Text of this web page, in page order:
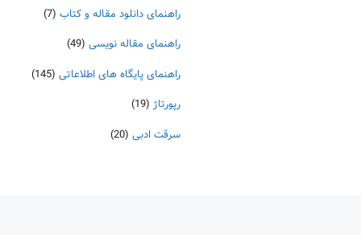
راهنمای دانلود مقاله و کتاب (7)
راهنمای مقاله نویسی (49)
راهنمای پایگاه های اطلاعاتی (145)
رپورتاژ (19)
سرقت ادبی (20)